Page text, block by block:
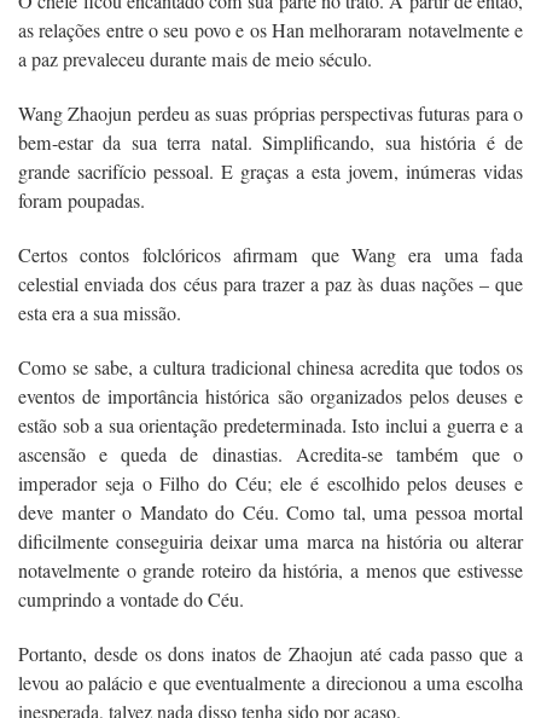
as relações entre o seu povo e os Han melhoraram notavelmente e
a paz prevaleceu durante mais de meio século.
Wang Zhaojun perdeu as suas próprias perspectivas futuras para o
bem-estar da sua terra natal. Simplificando, sua história é de
grande sacrifício pessoal. E graças a esta jovem, inúmeras vidas
foram poupadas.
Certos contos folclóricos afirmam que Wang era uma fada
celestial enviada dos céus para trazer a paz às duas nações – que
esta era a sua missão.
Como se sabe, a cultura tradicional chinesa acredita que todos os
eventos de importância histórica são organizados pelos deuses e
estão sob a sua orientação predeterminada. Isto inclui a guerra e a
ascensão e queda de dinastias. Acredita-se também que o
imperador seja o Filho do Céu; ele é escolhido pelos deuses e
deve manter o Mandato do Céu. Como tal, uma pessoa mortal
dificilmente conseguiria deixar uma marca na história ou alterar
notavelmente o grande roteiro da história, a menos que estivesse
cumprindo a vontade do Céu.
Portanto, desde os dons inatos de Zhaojun até cada passo que a
levou ao palácio e que eventualmente a direcionou a uma escolha
inesperada, talvez nada disso tenha sido por acaso.